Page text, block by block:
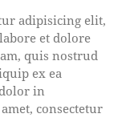
adipisicing elit,
et dolore
quis nostrud
ex ea
in
consectetur